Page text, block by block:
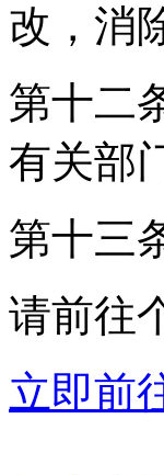
改，消
第十二
有关部
第十三
请前往
立即前